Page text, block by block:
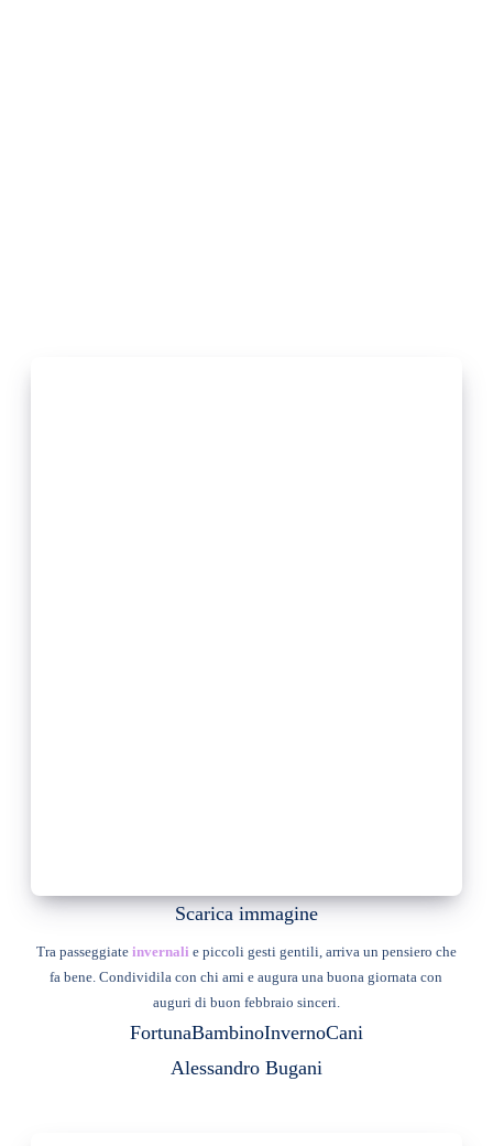
Scarica immagine
Tra passeggiate invernali e piccoli gesti gentili, arriva un pensiero che
fa bene. Condividila con chi ami e augura una buona giornata con
auguri di buon febbraio sinceri.
FortunaBambinoInvernoCani
Alessandro Bugani